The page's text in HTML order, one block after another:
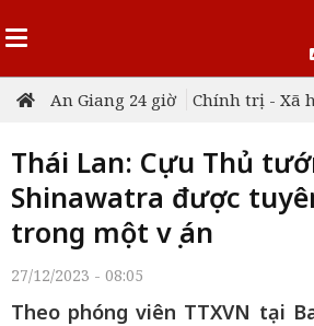
An Giang 24 giờ Chính trị - Xã
Thái Lan: Cựu Thủ
Shinawatra được
trong một vụ án
27/12/2023 - 08:05
Theo phóng viên TTXVN tại